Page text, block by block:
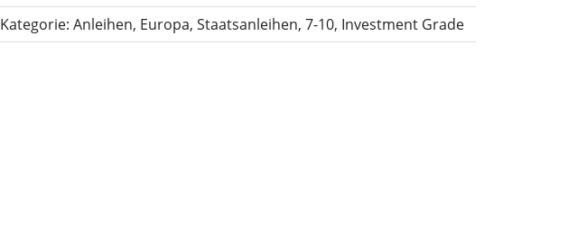
Kategorie: Anleihen, Europa, Staatsanleihen, 7-10, Investment Grade